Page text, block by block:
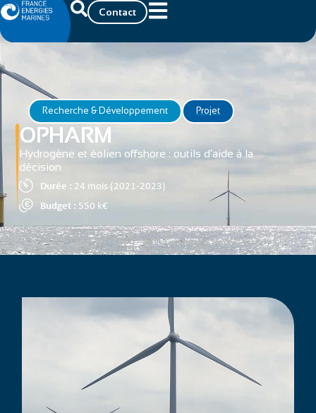
Contact
Recherche & Développement Projet
OPHARM
Hydrogène et éolien offshore : outils d’aide à la
décision
Durée : 24 mois (2021-2023)
Budget : 550 k€